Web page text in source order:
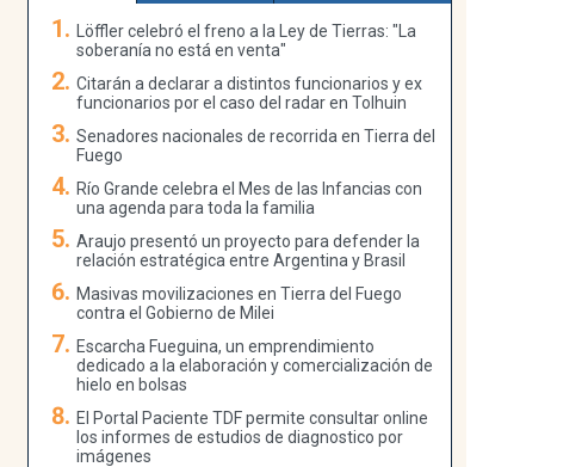
Löffler celebró el freno a la Ley de Tierras: "La
soberanía no está en venta"
Citarán a declarar a distintos funcionarios y ex
funcionarios por el caso del radar en Tolhuin
Senadores nacionales de recorrida en Tierra del
Fuego
Río Grande celebra el Mes de las Infancias con
una agenda para toda la familia
Araujo presentó un proyecto para defender la
relación estratégica entre Argentina y Brasil
Masivas movilizaciones en Tierra del Fuego
contra el Gobierno de Milei
Escarcha Fueguina, un emprendimiento
dedicado a la elaboración y comercialización de
hielo en bolsas
El Portal Paciente TDF permite consultar online
los informes de estudios de diagnostico por
imágenes